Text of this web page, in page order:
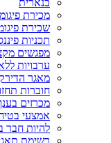
בנארית
מכירת
שכירת
תכניות
מפגשים
ערבויות
מאגר
חוברות
מכרזים
אמצעי
להיות חבר